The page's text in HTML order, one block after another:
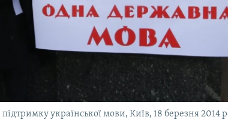
української мови, Київ, 18 березня 2014